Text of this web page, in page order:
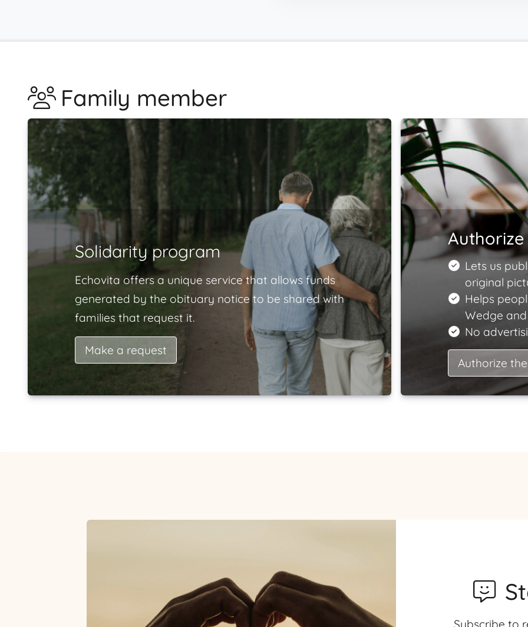
Family member
Solidarity program
Echovita offers a unique service that allows funds
generated by the obituary notice to be shared with
families that request it.
Make a request
Lets us
original
Helps
Wedge
No
Authorize
Subscribe to